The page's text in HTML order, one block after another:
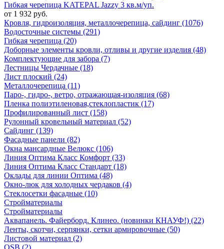
Гибкая черепица KATEPAL Jazzy 3 кв.м/уп.
от 1 932 руб.
Кровля, гидроизоляция, металлочерепица, сайдинг (1076)
Водосточные системы (291)
Гибкая черепица (20)
Доборные элементы кровли, отливы и другие изделия (48)
Комплектующие для забора (7)
Лестницы Чердачные (18)
Лист плоский (24)
Металлочерепица (11)
Паро-, гидро-, ветро, отражающая-изоляция (68)
Пленка полиэтиленовая,стеклопластик (17)
Профилированный лист (158)
Рулонный кровельный материал (52)
Сайдинг (139)
Фасадные панели (82)
Окна мансардные Велюкс (106)
Линия Оптима Класс Комфорт (33)
Линия Оптима Класс Стандарт (18)
Оклады для линии Оптима (48)
Окно-люк для холодных чердаков (4)
Стеклосетки фасадные (10)
Стройматериалы
Стройматериалы
Аквапанель. Файерборд. Клинео. (новинки КНАУФ!) (22)
Ленты, скотчи, серпянки, сетки армировочные (50)
Листовой материал (2)
OSB (2)